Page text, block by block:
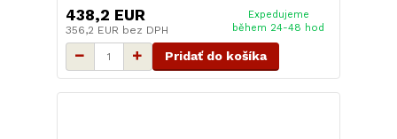
438,2 EUR
356,2 EUR bez DPH
Expedujeme
během 24-48 hod
Pridať do košíka